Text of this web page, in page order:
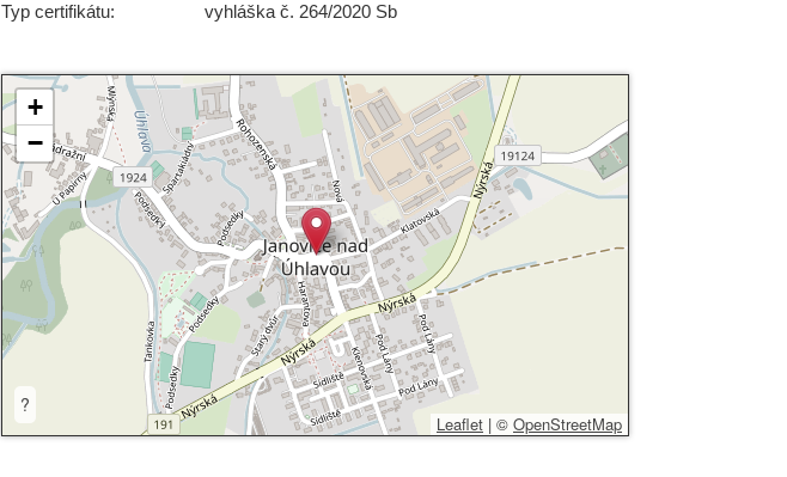
Typ certifikátu:
vyhláška č. 264/2020 Sb
+
−
?
Leaflet | © OpenStreetMap